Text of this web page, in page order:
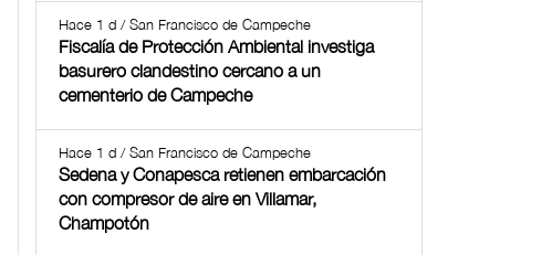
Hace 1 d / San Francisco de Campeche
Fiscalía de Protección Ambiental investiga
basurero clandestino cercano a un
cementerio de Campeche
Hace 1 d / San Francisco de Campeche
Sedena y Conapesca retienen embarcación
con compresor de aire en Villamar,
Champotón